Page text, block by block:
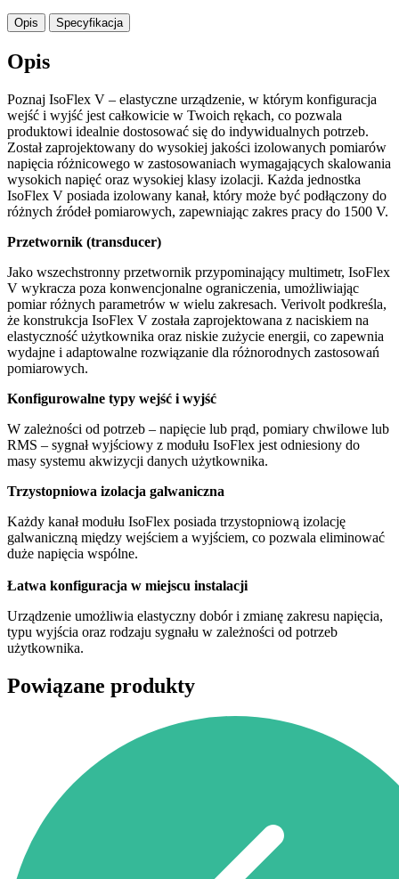
Opis Specyfikacja
Opis
Poznaj IsoFlex V – elastyczne urządzenie, w którym konfiguracja
wejść i wyjść jest całkowicie w Twoich rękach, co pozwala
produktowi idealnie dostosować się do indywidualnych potrzeb.
Został zaprojektowany do wysokiej jakości izolowanych pomiarów
napięcia różnicowego w zastosowaniach wymagających skalowania
wysokich napięć oraz wysokiej klasy izolacji. Każda jednostka
IsoFlex V posiada izolowany kanał, który może być podłączony do
różnych źródeł pomiarowych, zapewniając zakres pracy do 1500 V.
Przetwornik (transducer)
Jako wszechstronny przetwornik przypominający multimetr, IsoFlex
V wykracza poza konwencjonalne ograniczenia, umożliwiając
pomiar różnych parametrów w wielu zakresach. Verivolt podkreśla,
że konstrukcja IsoFlex V została zaprojektowana z naciskiem na
elastyczność użytkownika oraz niskie zużycie energii, co zapewnia
wydajne i adaptowalne rozwiązanie dla różnorodnych zastosowań
pomiarowych.
Konfigurowalne typy wejść i wyjść
W zależności od potrzeb – napięcie lub prąd, pomiary chwilowe lub
RMS – sygnał wyjściowy z modułu IsoFlex jest odniesiony do
masy systemu akwizycji danych użytkownika.
Trzystopniowa izolacja galwaniczna
Każdy kanał modułu IsoFlex posiada trzystopniową izolację
galwaniczną między wejściem a wyjściem, co pozwala eliminować
duże napięcia wspólne.
Łatwa konfiguracja w miejscu instalacji
Urządzenie umożliwia elastyczny dobór i zmianę zakresu napięcia,
typu wyjścia oraz rodzaju sygnału w zależności od potrzeb
użytkownika.
Powiązane produkty